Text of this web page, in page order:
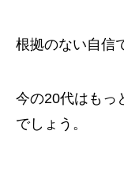
根拠のない自信
今の20代はもっ
でしょう。